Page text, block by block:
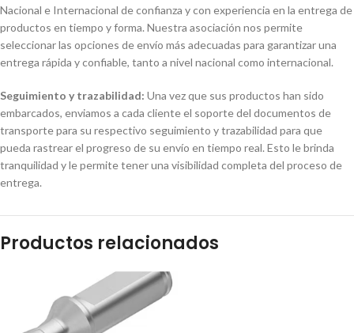
Nacional e Internacional de confianza y con experiencia en la entrega de
productos en tiempo y forma. Nuestra asociación nos permite
seleccionar las opciones de envío más adecuadas para garantizar una
entrega rápida y confiable, tanto a nivel nacional como internacional.
Seguimiento y trazabilidad: Una vez que sus productos han sido
embarcados, enviamos a cada cliente el soporte del documentos de
transporte para su respectivo seguimiento y trazabilidad para que
pueda rastrear el progreso de su envío en tiempo real. Esto le brinda
tranquilidad y le permite tener una visibilidad completa del proceso de
entrega.
Productos relacionados